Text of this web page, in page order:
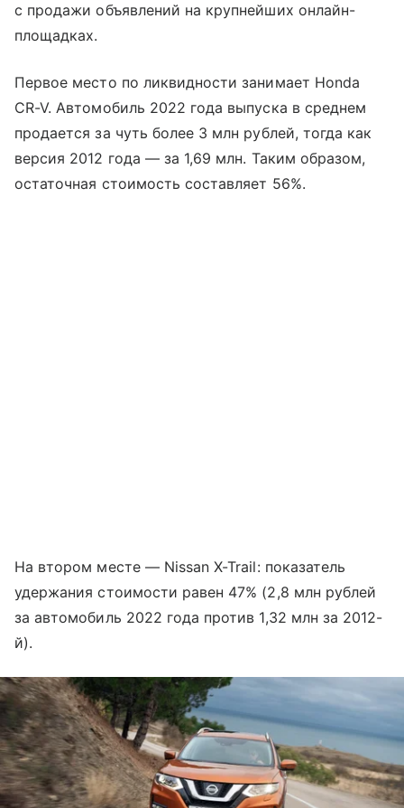
с продажи объявлений на крупнейших онлайн-
площадках.
Первое место по ликвидности занимает Honda
CR-V. Автомобиль 2022 года выпуска в среднем
продается за чуть более 3 млн рублей, тогда как
версия 2012 года — за 1,69 млн. Таким образом,
остаточная стоимость составляет 56%.
На втором месте — Nissan X-Trail: показатель
удержания стоимости равен 47% (2,8 млн рублей
за автомобиль 2022 года против 1,32 млн за 2012-
й).